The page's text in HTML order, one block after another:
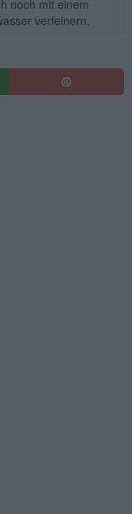
noch mit einem
verfeinern.